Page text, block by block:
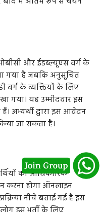
और ईडब्ल्यूएस वर्ग के
गया है जबकि अनुसूचित
वर्ग के व्यक्तियों के लिए
गया। यह उम्मीदवार इस
अभ्यर्थी द्वारा इस आवेदन
जा सकता है।
को आधिकारिक
होगा ऑनलाइन
नीचे बताई गई है इस